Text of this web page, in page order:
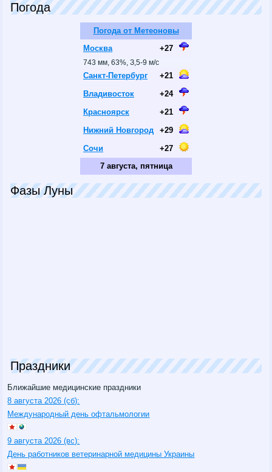
Погода
Погода от Метеоновы
Москва
+27
743 мм, 63%, З,5-9 м/с
Санкт-Петербург
+21
Владивосток
+24
Красноярск
+21
Нижний Новгород
+29
Сочи
+27
7 августа, пятница
Фазы Луны
Праздники
Ближайшие медицинские праздники
8 августа 2026 (сб):
Международный день офтальмологии
9 августа 2026 (вс):
День работников ветеринарной медицины Украины